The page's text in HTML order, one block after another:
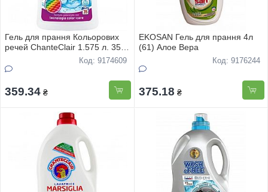
Гель для прання Кольорових
речей ChanteClair 1.575 л. 35
Код: 9174609
359.34 ₴
EKOSAN Гель для прання 4л
(61) Алое Вера
Код: 9176244
375.18 ₴